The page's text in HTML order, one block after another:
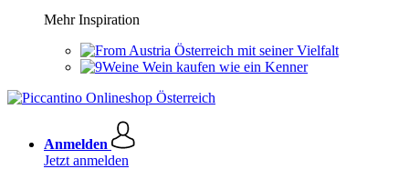
Mehr Inspiration
Österreich mit seiner Vielfalt
Wein kaufen wie ein Kenner
Anmelden
Jetzt anmelden